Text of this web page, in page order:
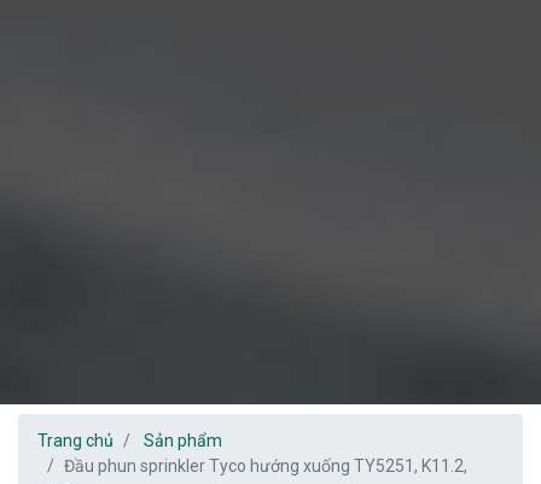
Trang chủ
Sản phẩm
Đầu phun sprinkler Tyco hướng xuống TY5251, K11.2,